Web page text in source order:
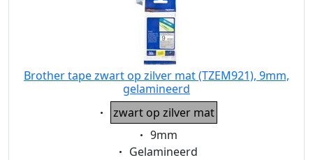
Brother tape zwart op zilver mat (TZEM921), 9mm,
gelamineerd
Eigenschaft:
zwart op zilver mat
Eigenschaft:
9mm
Eigenschaft:
Gelamineerd